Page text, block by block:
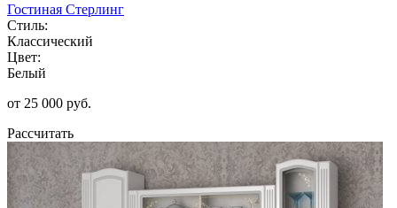
Гостиная Стерлинг
Стиль:
Классический
Цвет:
Белый
от 25 000 руб.
Рассчитать